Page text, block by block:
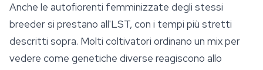
Anche le autofiorenti femminizzate degli stessi
breeder si prestano all'LST, con i tempi più stretti
descritti sopra. Molti coltivatori ordinano un mix per
vedere come genetiche diverse reagiscono allo